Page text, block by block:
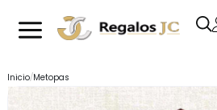
Inicio/Metopas